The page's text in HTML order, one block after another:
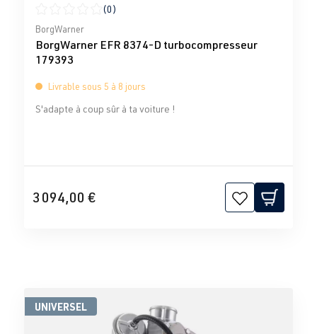
Note moyenne de 0 sur 5 étoiles
(0)
BorgWarner
BorgWarner EFR 8374-D turbocompresseur
179393
Livrable sous 5 à 8 jours
S'adapte à coup sûr à ta voiture !
3 094,00 €
UNIVERSEL